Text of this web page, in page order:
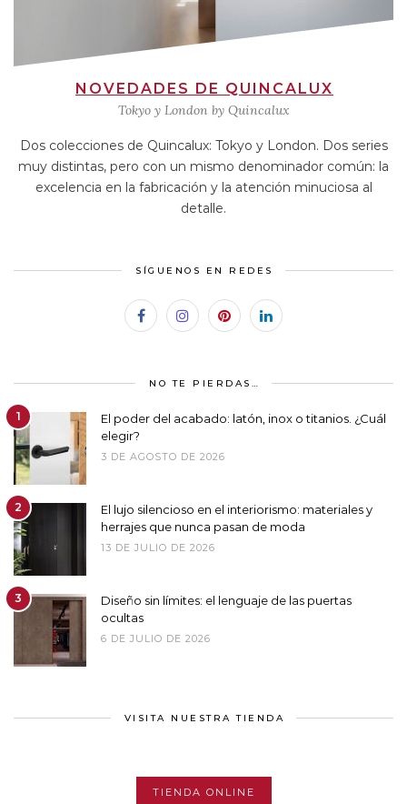
NOVEDADES DE QUINCALUX
Tokyo y London by Quincalux
Dos colecciones de Quincalux: Tokyo y London. Dos series
muy distintas, pero con un mismo denominador común: la
excelencia en la fabricación y la atención minuciosa al
detalle.
SÍGUENOS EN REDES
NO TE PIERDAS…
1
El poder del acabado: latón, inox o titanios. ¿Cuál
elegir?
3 DE AGOSTO DE 2026
2
El lujo silencioso en el interiorismo: materiales y
herrajes que nunca pasan de moda
13 DE JULIO DE 2026
3
Diseño sin límites: el lenguaje de las puertas
ocultas
6 DE JULIO DE 2026
VISITA NUESTRA TIENDA
TIENDA ONLINE